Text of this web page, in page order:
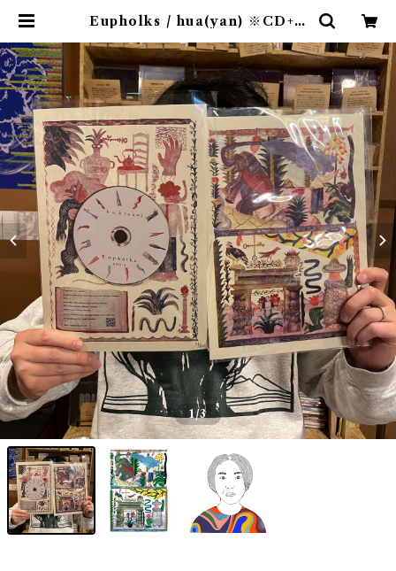
Eupholks / hua(yan) ※CD+リ
ces distro
1/3